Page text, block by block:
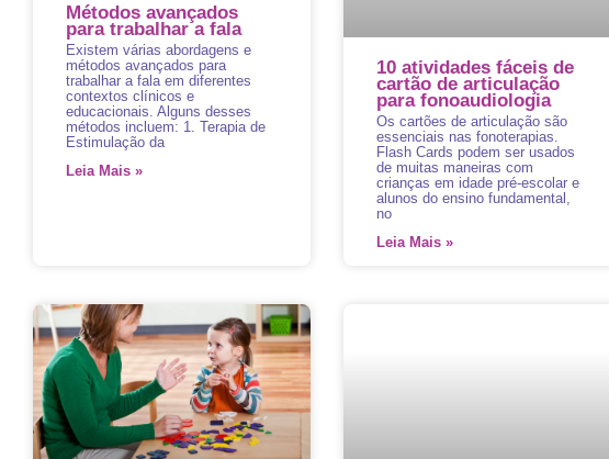
Métodos avançados
para trabalhar a fala
Existem várias abordagens e
métodos avançados para
trabalhar a fala em diferentes
contextos clínicos e
educacionais. Alguns desses
métodos incluem: 1. Terapia de
Estimulação da
Leia Mais »
10 atividades fáceis de
cartão de articulação
para fonoaudiologia
Os cartões de articulação são
essenciais nas fonoterapias.
Flash Cards podem ser usados ​​
de muitas maneiras com
crianças em idade pré-escolar e
alunos do ensino fundamental,
no
Leia Mais »